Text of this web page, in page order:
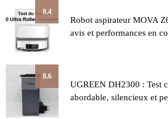
8.4
Robot aspirateur MOVA
avis et performances en
8.6
UGREEN DH2300 : Test
abordable, silencieux et